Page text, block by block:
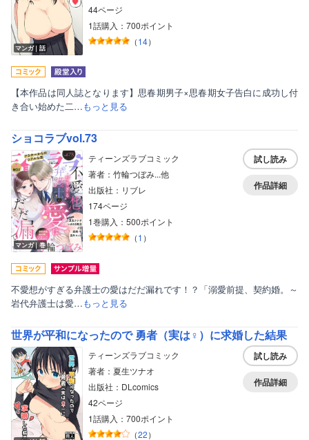
マンガ｜話
44ページ
1話購入：700ポイント
（14）
【本作品は同人誌となります】思春期男子×思春期女子告白に成功し付
き合い始めた二…もっと見る
ショコラブvol.73
マンガ｜巻
ティーンズラブコミック
著者：竹輪つぼみ...他
出版社：リブレ
174ページ
1巻購入：500ポイント
（1 ）
試し読み
作品詳細
不愛想がすぎる弁護士の愛はだだ漏れです！？「溺愛前提、契約婚。～
岩代弁護士は愛…もっと見る
世界が平和になったので 勇者（実は♀）に求婚した結果
ティーンズラブコミック
著者：夏生ツナオ
出版社：DLcomics
42ページ
1話購入：700ポイント
（22）
試し読み
作品詳細